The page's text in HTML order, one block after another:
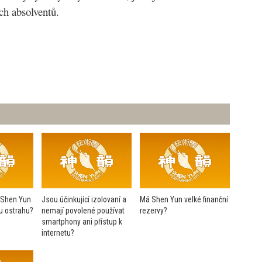
absolventů.
Yun
ostrahu?
Jsou účinkující izolovaní a
nemají povolené používat
smartphony ani přístup k
internetu?
Má Shen Yun velké finanční
rezervy?